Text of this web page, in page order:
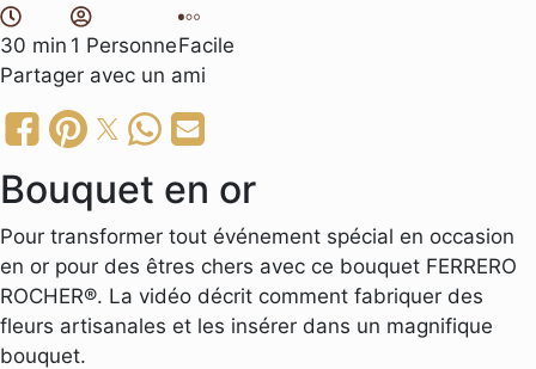
30 min 1 PersonneFacile
Partager avec un ami
Bouquet en or
Pour transformer tout événement spécial en occasion
en or pour des êtres chers avec ce bouquet FERRERO
ROCHER®. La vidéo décrit comment fabriquer des
fleurs artisanales et les insérer dans un magnifique
bouquet.